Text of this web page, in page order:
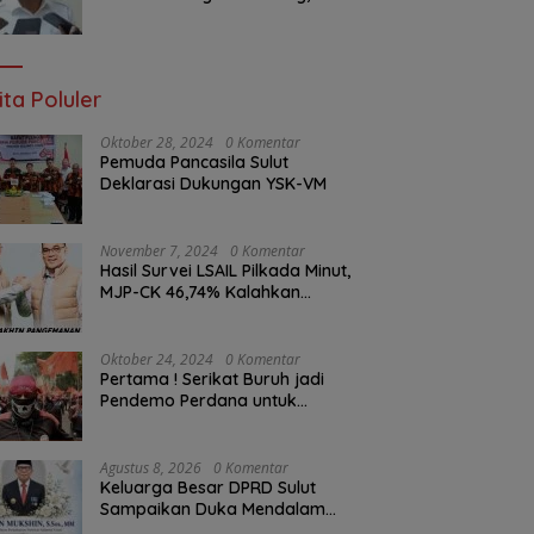
Poluler
Oktober 28, 2024 0 Komentar
Pemuda Pancasila Sulut
Deklarasi Dukungan YSK-VM
November 7, 2024 0 Komentar
Hasil Survei LSAIL Pilkada Minut,
MJP-CK 46,74% Kalahkan
Oktober 24, 2024 0 Komentar
Pertama ! Serikat Buruh jadi
Pendemo Perdana untuk
Agustus 8, 2026 0 Komentar
Keluarga Besar DPRD Sulut
Sampaikan Duka Mendalam